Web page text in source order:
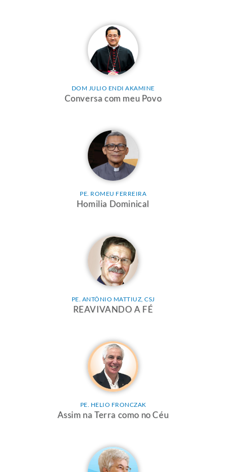
DOM JULIO ENDI AKAMINE
Conversa com meu Povo
PE. ROMEU FERREIRA
Homilia Dominical
PE. ANTÔNIO MATTIUZ, CSJ
REAVIVANDO A FÉ
PE. HELIO FRONCZAK
Assim na Terra como no Céu